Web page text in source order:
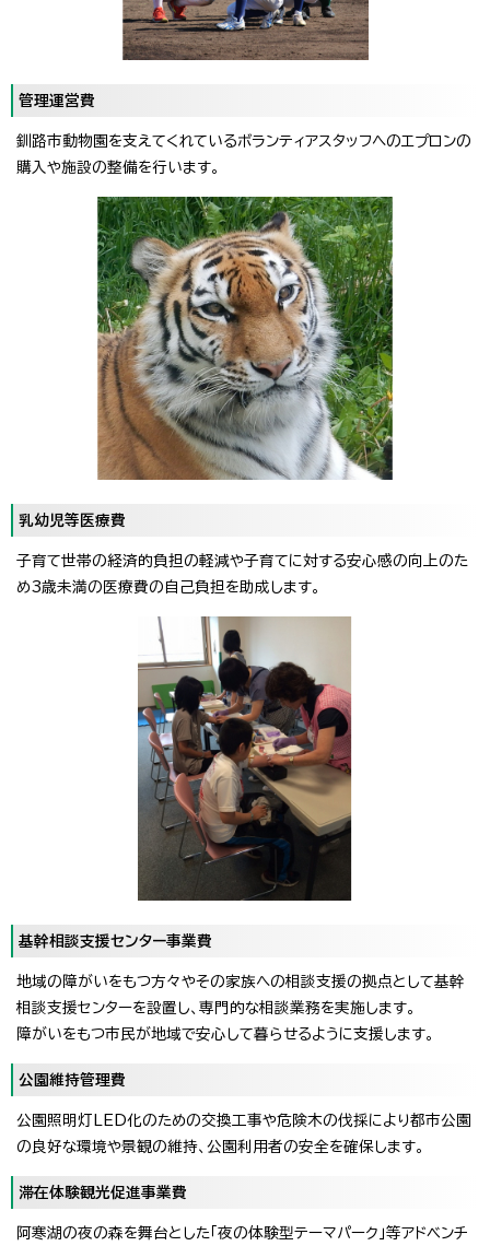
管理運営費
釧路市動物園を支えてくれているボランティアスタッフへのエプロンの
購入や施設の整備を行います。
乳幼児等医療費
子育て世帯の経済的負担の軽減や子育てに対する安心感の向上のた
め3歳未満の医療費の自己負担を助成します。
基幹相談支援センター事業費
地域の障がいをもつ方々やその家族への相談支援の拠点として基幹
相談支援センターを設置し、専門的な相談業務を実施します。
障がいをもつ市民が地域で安心して暮らせるように支援します。
公園維持管理費
公園照明灯LED化のための交換工事や危険木の伐採により都市公園
の良好な環境や景観の維持、公園利用者の安全を確保します。
滞在体験観光促進事業費
阿寒湖の夜の森を舞台とした「夜の体験型テーマパーク」等アドベンチ